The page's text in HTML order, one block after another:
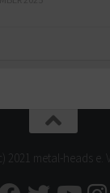
(c) 2021 metal-heads e. V.